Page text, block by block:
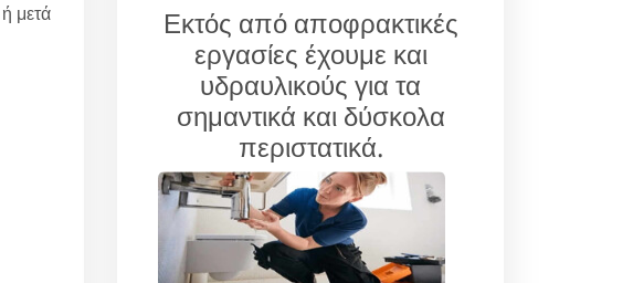
ή μετά
Εκτός από αποφρακτικές
εργασίες έχουμε και
υδραυλικούς για τα
σημαντικά και δύσκολα
περιστατικά.